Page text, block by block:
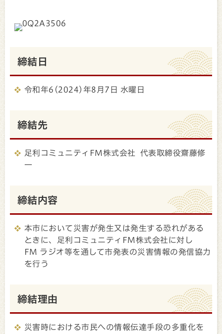
締結日
令和年6(2024)年8月7日 水曜日
締結先
足利コミュニティFM株式会社 代表取締役齋藤修
一
締結内容
本市において災害が発生又は発生する恐れがある
ときに、足利コミュニティFM株式会社に対し
FM ラジオ等を通して市発表の災害情報の発信協力
を行う
締結理由
災害時における市民への情報伝達手段の多重化を